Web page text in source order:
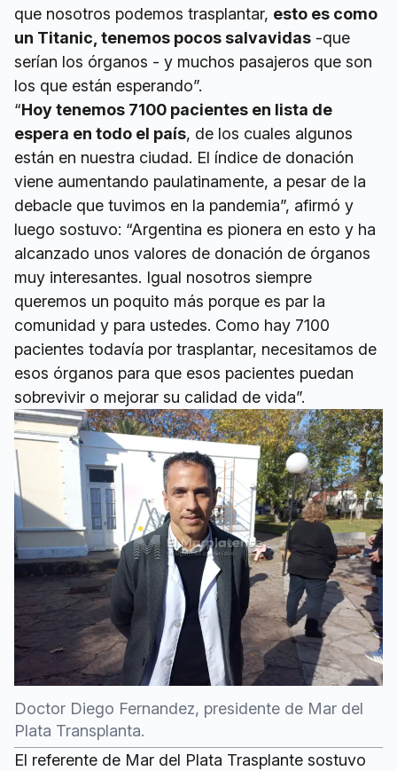
que nosotros podemos trasplantar, esto es como
un Titanic, tenemos pocos salvavidas -que
serían los órganos - y muchos pasajeros que son
los que están esperando”.
“Hoy tenemos 7100 pacientes en lista de
espera en todo el país, de los cuales algunos
están en nuestra ciudad. El índice de donación
viene aumentando paulatinamente, a pesar de la
debacle que tuvimos en la pandemia”, afirmó y
luego sostuvo: “Argentina es pionera en esto y ha
alcanzado unos valores de donación de órganos
muy interesantes. Igual nosotros siempre
queremos un poquito más porque es par la
comunidad y para ustedes. Como hay 7100
pacientes todavía por trasplantar, necesitamos de
esos órganos para que esos pacientes puedan
sobrevivir o mejorar su calidad de vida”.
Doctor Diego Fernandez, presidente de Mar del
Plata Transplanta.
El referente de Mar del Plata Trasplante sostuvo